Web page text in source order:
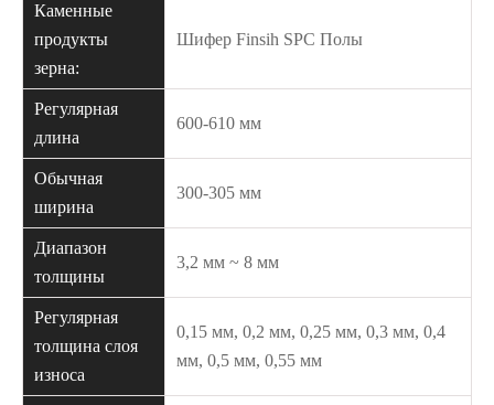
Каменные
продукты
зерна:
Шифер Finsih SPC Полы
Регулярная
длина
600-610 мм
Обычная
ширина
300-305 мм
Диапазон
толщины
3,2 мм ~ 8 мм
Регулярная
толщина слоя
износа
0,15 мм, 0,2 мм, 0,25 мм, 0,3 мм, 0,4
мм, 0,5 мм, 0,55 мм